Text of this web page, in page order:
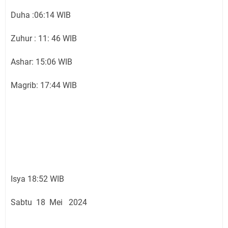
Duha :06:14 WIB
Zuhur : 11: 46 WIB
Ashar: 15:06 WIB
Magrib: 17:44 WIB
Isya 18:52 WIB
Sabtu 18 Mei 2024